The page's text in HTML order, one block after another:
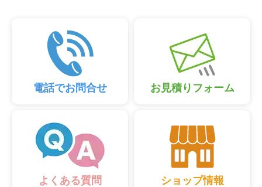
電話でお問合せ お見積りフォーム
よくある質問 ショップ情報